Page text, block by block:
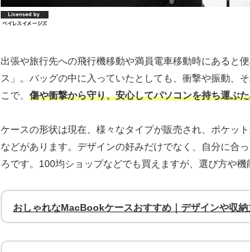
出張や旅行先への飛行機移動や満員電車移動時にあると
ス」。バッグの中に入っていたとしても、衝撃や振動、
こで、 傷や衝撃から守り、安心してパソコンを持ち運ぶ
ケースの形状は現在、様々なタイプが販売され、ポケッ
などがあります。デザインの好みだけでなく、自分に合
ろです。100均ショップなどでも買えますが、選び方や機
おしゃれなMacBookケースおすすめ｜デザインや収納